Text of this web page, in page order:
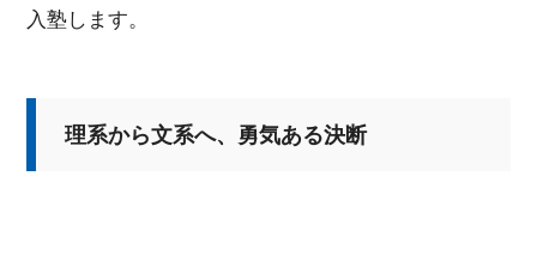
入塾します。
理系から文系へ、勇気ある決断